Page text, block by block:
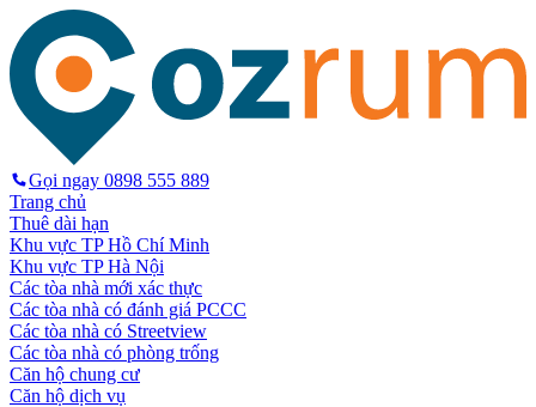
Gọi ngay 0898 555 889
Trang chủ
Thuê dài hạn
Khu vực TP Hồ Chí Minh
Khu vực TP Hà Nội
Các tòa nhà mới xác thực
Các tòa nhà có đánh giá PCCC
Các tòa nhà có Streetview
Các tòa nhà có phòng trống
Căn hộ chung cư
Căn hộ dịch vụ